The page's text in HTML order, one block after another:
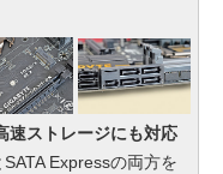
速ストレージにも対応
SATA Expressの両方を